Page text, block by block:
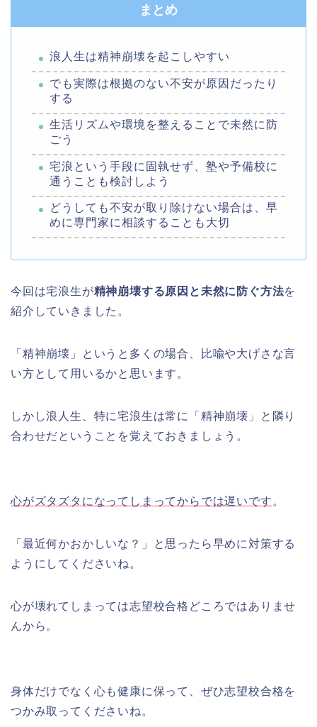
まとめ
浪人生は精神崩壊を起こしやすい
でも実際は根拠のない不安が原因だったり
する
生活リズムや環境を整えることで未然に防
ごう
宅浪という手段に固執せず、塾や予備校に
通うことも検討しよう
どうしても不安が取り除けない場合は、早
めに専門家に相談することも大切
今回は宅浪生が精神崩壊する原因と未然に防ぐ方法を
紹介していきました。
「精神崩壊」というと多くの場合、比喩や大げさな言
い方として用いるかと思います。
しかし浪人生、特に宅浪生は常に「精神崩壊」と隣り
合わせだということを覚えておきましょう。
心がズタズタになってしまってからでは遅いです。
「最近何かおかしいな？」と思ったら早めに対策する
ようにしてくださいね。
心が壊れてしまっては志望校合格どころではありませ
んから。
身体だけでなく心も健康に保って、ぜひ志望校合格を
つかみ取ってくださいね。